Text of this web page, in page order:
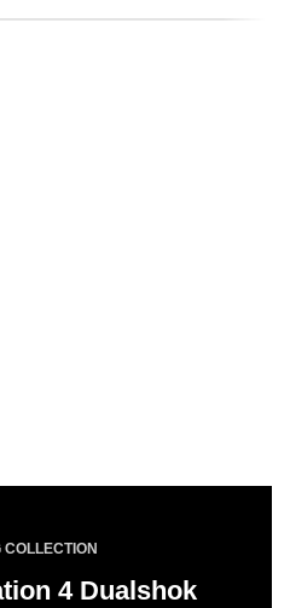
COLLECTION
4 Dualshok